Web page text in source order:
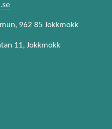
962 85 Jokkmokk
11, Jokkmokk